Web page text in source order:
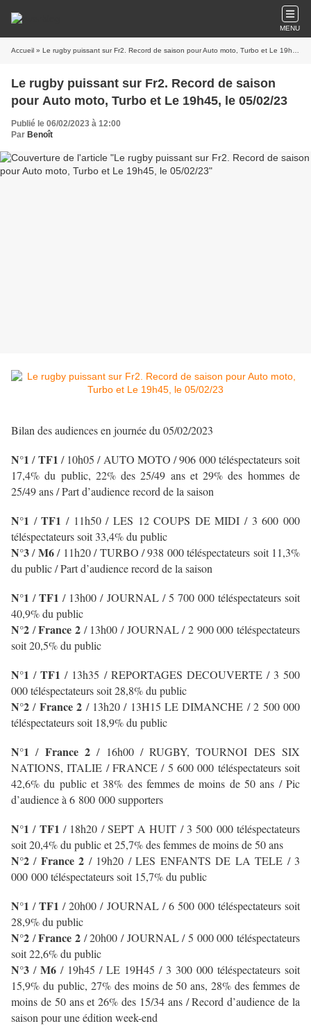
MENU
Accueil » Le rugby puissant sur Fr2. Record de saison pour Auto moto, Turbo et Le 19h45, le 05/02/23
Le rugby puissant sur Fr2. Record de saison
pour Auto moto, Turbo et Le 19h45, le 05/02/23
Publié le 06/02/2023 à 12:00
Par Benoît
Bilan des audiences en journée du 05/02/2023
N°1 /TF1 / 10h05 / AUTO MOTO / 906 000 téléspectateurs soit
17,4% du public, 22% des 25/49 ans et 29% des hommes de
25/49 ans / Part d’audience record de la saison
N°1 /TF1 / 11h50 / LES 12 COUPS DE MIDI / 3 600 000
téléspectateurs soit 33,4% du public
N°3/M6/ 11h20 / TURBO / 938 000 téléspectateurs soit 11,3%
du public / Part d’audience record de la saison
N°1 /TF1 / 13h00 / JOURNAL / 5 700 000 téléspectateurs soit
40,9% du public
N°2 /France 2 / 13h00 / JOURNAL / 2 900 000 téléspectateurs
soit 20,5% du public
N°1 /TF1 / 13h35 / REPORTAGES DECOUVERTE / 3 500
000 téléspectateurs soit 28,8% du public
N°2 / France 2 / 13h20 / 13H15 LE DIMANCHE / 2 500 000
téléspectateurs soit 18,9% du public
N°1/ France 2/ 16h00 / RUGBY, TOURNOI DES SIX
NATIONS, ITALIE / FRANCE / 5 600 000 téléspectateurs soit
42,6% du public et 38% des femmes de moins de 50 ans / Pic
d’audience à 6 800 000 supporters
N°1 / TF1 / 18h20 / SEPT A HUIT / 3 500 000 téléspectateurs
soit 20,4% du public et 25,7% des femmes de moins de 50 ans
N°2 / France 2 / 19h20 / LES ENFANTS DE LA TELE / 3
000 000 téléspectateurs soit 15,7% du public
N°1 /TF1 / 20h00 / JOURNAL / 6 500 000 téléspectateurs soit
28,9% du public
N°2 /France 2 / 20h00 / JOURNAL / 5 000 000 téléspectateurs
soit 22,6% du public
N°3 / M6 / 19h45 / LE 19H45 / 3 300 000 téléspectateurs soit
15,9% du public, 27% des moins de 50 ans, 28% des femmes de
moins de 50 ans et 26% des 15/34 ans / Record d’audience de la
saison pour une édition week-end